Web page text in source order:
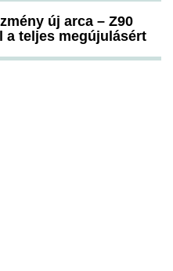
új arca – Z90
a teljes megújulásért